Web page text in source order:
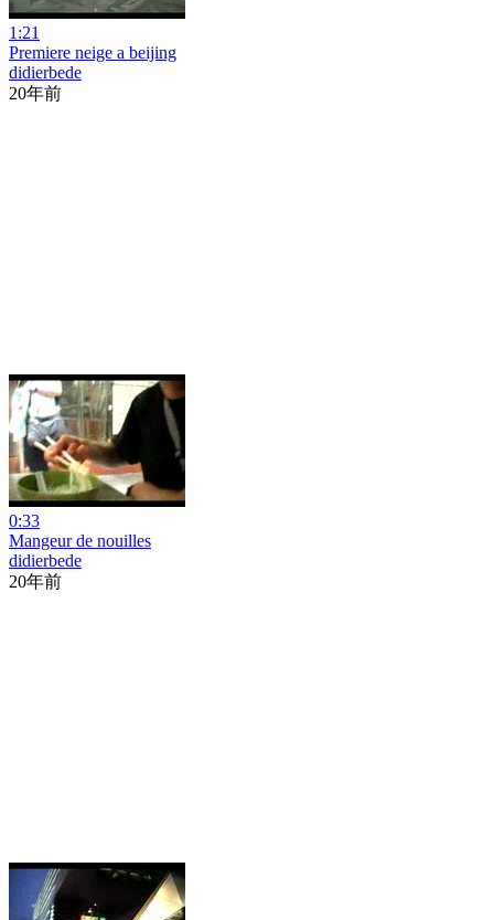
1:21
Premiere neige a beijing
didierbede
20年前
0:33
Mangeur de nouilles
didierbede
20年前